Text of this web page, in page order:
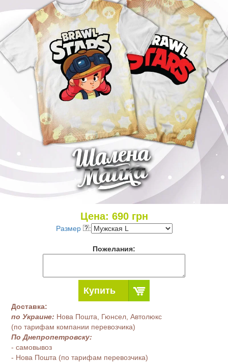
Цена: 690грн
Размер :
Пожелания:
Купить
Доставка:
по Украине: Нова Пошта, Гюнсел, Автолюкс
(по тарифам компании перевозчика)
По Днепропетровску:
- самовывоз
- Нова Пошта (по тарифам перевозчика)